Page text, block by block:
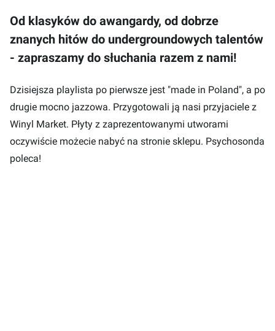
Od klasyków do awangardy, od dobrze
znanych hitów do undergroundowych talentów
- zapraszamy do słuchania razem z nami!
Dzisiejsza playlista po pierwsze jest "made in Poland", a po
drugie mocno jazzowa. Przygotowali ją nasi przyjaciele z
Winyl Market. Płyty z zaprezentowanymi utworami
oczywiście możecie nabyć na stronie sklepu. Psychosonda
poleca!